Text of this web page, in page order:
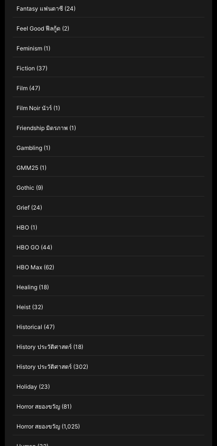
Fantasy แฟนตาซี (24)
Feel Good ฟีลกู้ด (2)
Feminism (1)
Fiction (37)
Film (47)
Film Noir นัวร์ (1)
Friendship มิตรภาพ (1)
Gambling (1)
GMM25 (1)
Gothic (9)
Grief (24)
HBO (1)
HBO GO (44)
HBO Max (62)
Healing (18)
Heist (32)
Historical (47)
History ประวัติศาสตร์ (18)
History ประวัติศาสตร์ (302)
Holiday (23)
Horror สยองขวัญ (81)
Horror สยองขวัญ (1,025)